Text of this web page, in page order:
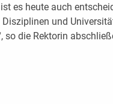
es heute auch
und
so die Rektorin